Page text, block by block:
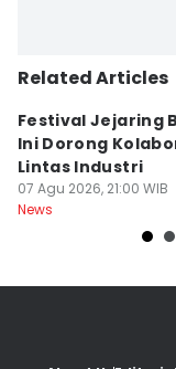
Related Articles
Festival Jejaring
Ini Dorong
Lintas Industri
07 Agu 2026, 21:00 WIB
News